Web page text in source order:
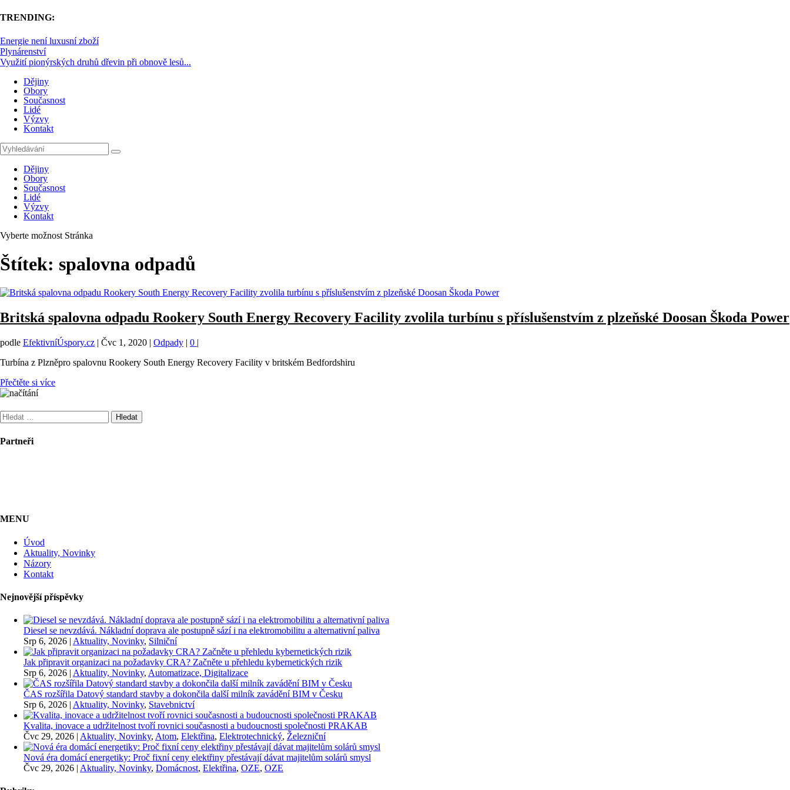
TRENDING:
Energie není luxusní zboží
Plynárenství
Využití pionýrských druhů dřevin při obnově lesů...
Dějiny
Obory
Současnost
Lidé
Výzvy
Kontakt
Dějiny
Obory
Současnost
Lidé
Výzvy
Kontakt
Vyberte možnost Stránka
Štítek: spalovna odpadů
Britská spalovna odpadu Rookery South Energy Recovery Facility zvolila turbínu s příslušenstvím z plzeňské Doosan Škoda Power
podle EfektivníÚspory.cz | Čvc 1, 2020 | Odpady | 0 |
Turbína z Plzněpro spalovnu Rookery South Energy Recovery Facility v britském Bedfordshiru
Přečtěte si více
Vyhledávání
Partneři
MENU
Úvod
Aktuality, Novinky
Názory
Kontakt
Nejnovější příspěvky
Diesel se nevzdává. Nákladní doprava ale postupně sází i na elektromobilitu a alternativní paliva
Srp 6, 2026 | Aktuality, Novinky, Silniční
Jak připravit organizaci na požadavky CRA? Začněte u přehledu kybernetických rizik
Srp 6, 2026 | Aktuality, Novinky, Automatizace, Digitalizace
ČAS rozšířila Datový standard stavby a dokončila další milník zavádění BIM v Česku
Srp 6, 2026 | Aktuality, Novinky, Stavebnictví
Kvalita, inovace a udržitelnost tvoří rovnici současnosti a budoucnosti společnosti PRAKAB
Čvc 29, 2026 | Aktuality, Novinky, Atom, Elektřina, Elektrotechnický, Železniční
Nová éra domácí energetiky: Proč fixní ceny elektřiny přestávají dávat majitelům solárů smysl
Čvc 29, 2026 | Aktuality, Novinky, Domácnost, Elektřina, OZE, OZE